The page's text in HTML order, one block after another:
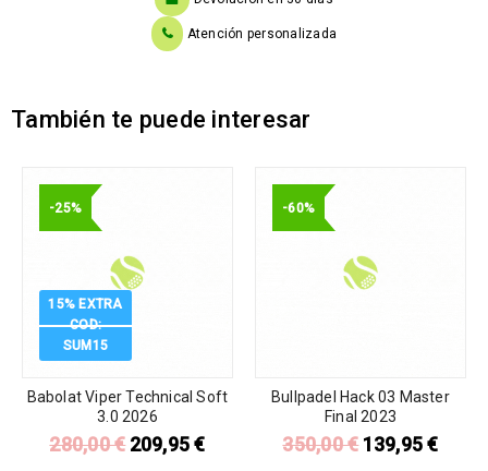
Atención personalizada
También te puede interesar
-25%
15% EXTRA
COD:
SUM15
Babolat Viper Technical Soft
3.0 2026
280,00€ 209,95€
-60%
Bullpadel Hack 03 Master
Final 2023
350,00€ 139,95€